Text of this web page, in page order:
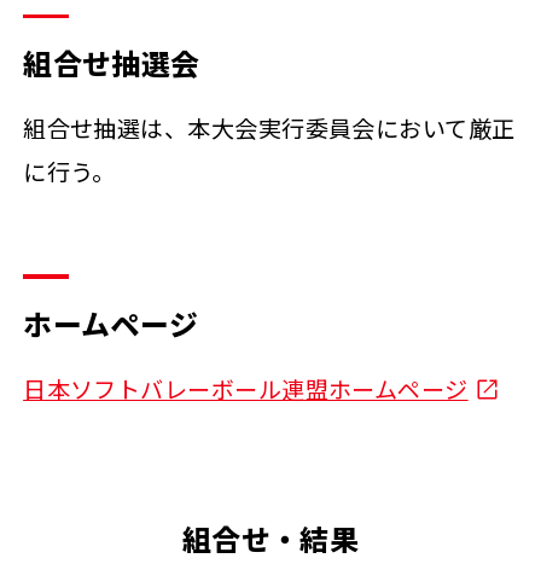
組合せ抽選会
組合せ抽選は、本大会実行委員会において厳正
に行う。
ホームページ
日本ソフトバレーボール連盟ホームページ
組合せ・結果